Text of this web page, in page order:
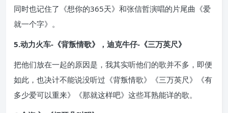
同时也记住了《想你的365天》和张信哲演唱的片尾曲《爱
就一个字》。
5.动力火车-《背叛情歌》，迪克牛仔-《三万英尺》
把他们放在一起的原因是，我其实听他们的歌并不多，即便
如此，也决计不能说没听过《背叛情歌》《三万英尺》《有
多少爱可以重来》《那就这样吧》这些耳熟能详的歌。